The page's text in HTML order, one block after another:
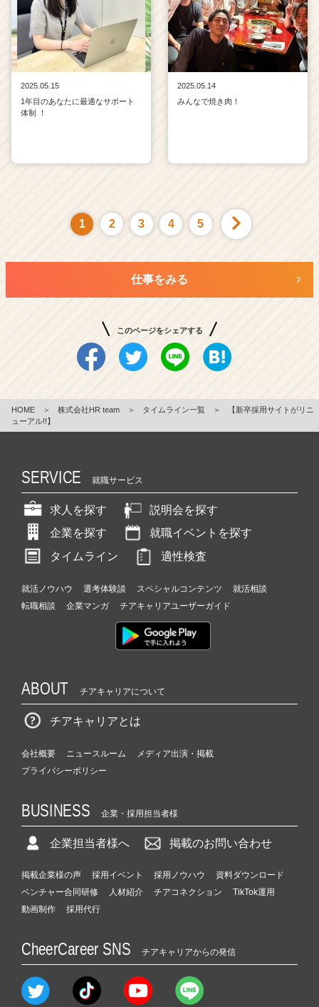
2025.05.15
1年目のあなたに最適なサポート
体制 ！
2025.05.14
みんなで焼き肉！
1 2 3 4 5
仕事をみる
このページをシェアする
HOME ＞ 株式会社HR team ＞ タイムライン一覧 ＞
【新卒採用サイトがリニ
ューアル!!】
SERVICE 就職サービス
求人を探す
説明会を探す
企業を探す
就職イベントを探す
タイムライン
適性検査
就活ノウハウ 選考体験談 スペシャルコンテンツ
就活相談
転職相談
企業マンガ チアキャリアユーザーガイド
ABOUT チアキャリアについて
チアキャリアとは
会社概要 ニュースルーム
メディア出演・掲載
プライバシーポリシー
BUSINESS 企業・採用担当者様
企業担当者様へ 掲載のお問い合わせ
掲載企業様の声 採用イベント 採用ノウハウ
資料ダウンロード
ベンチャー合同研修
人材紹介 チアコネクション
TikTok運用
動画制作
採用代行
CheerCareer SNS チアキャリアからの発信